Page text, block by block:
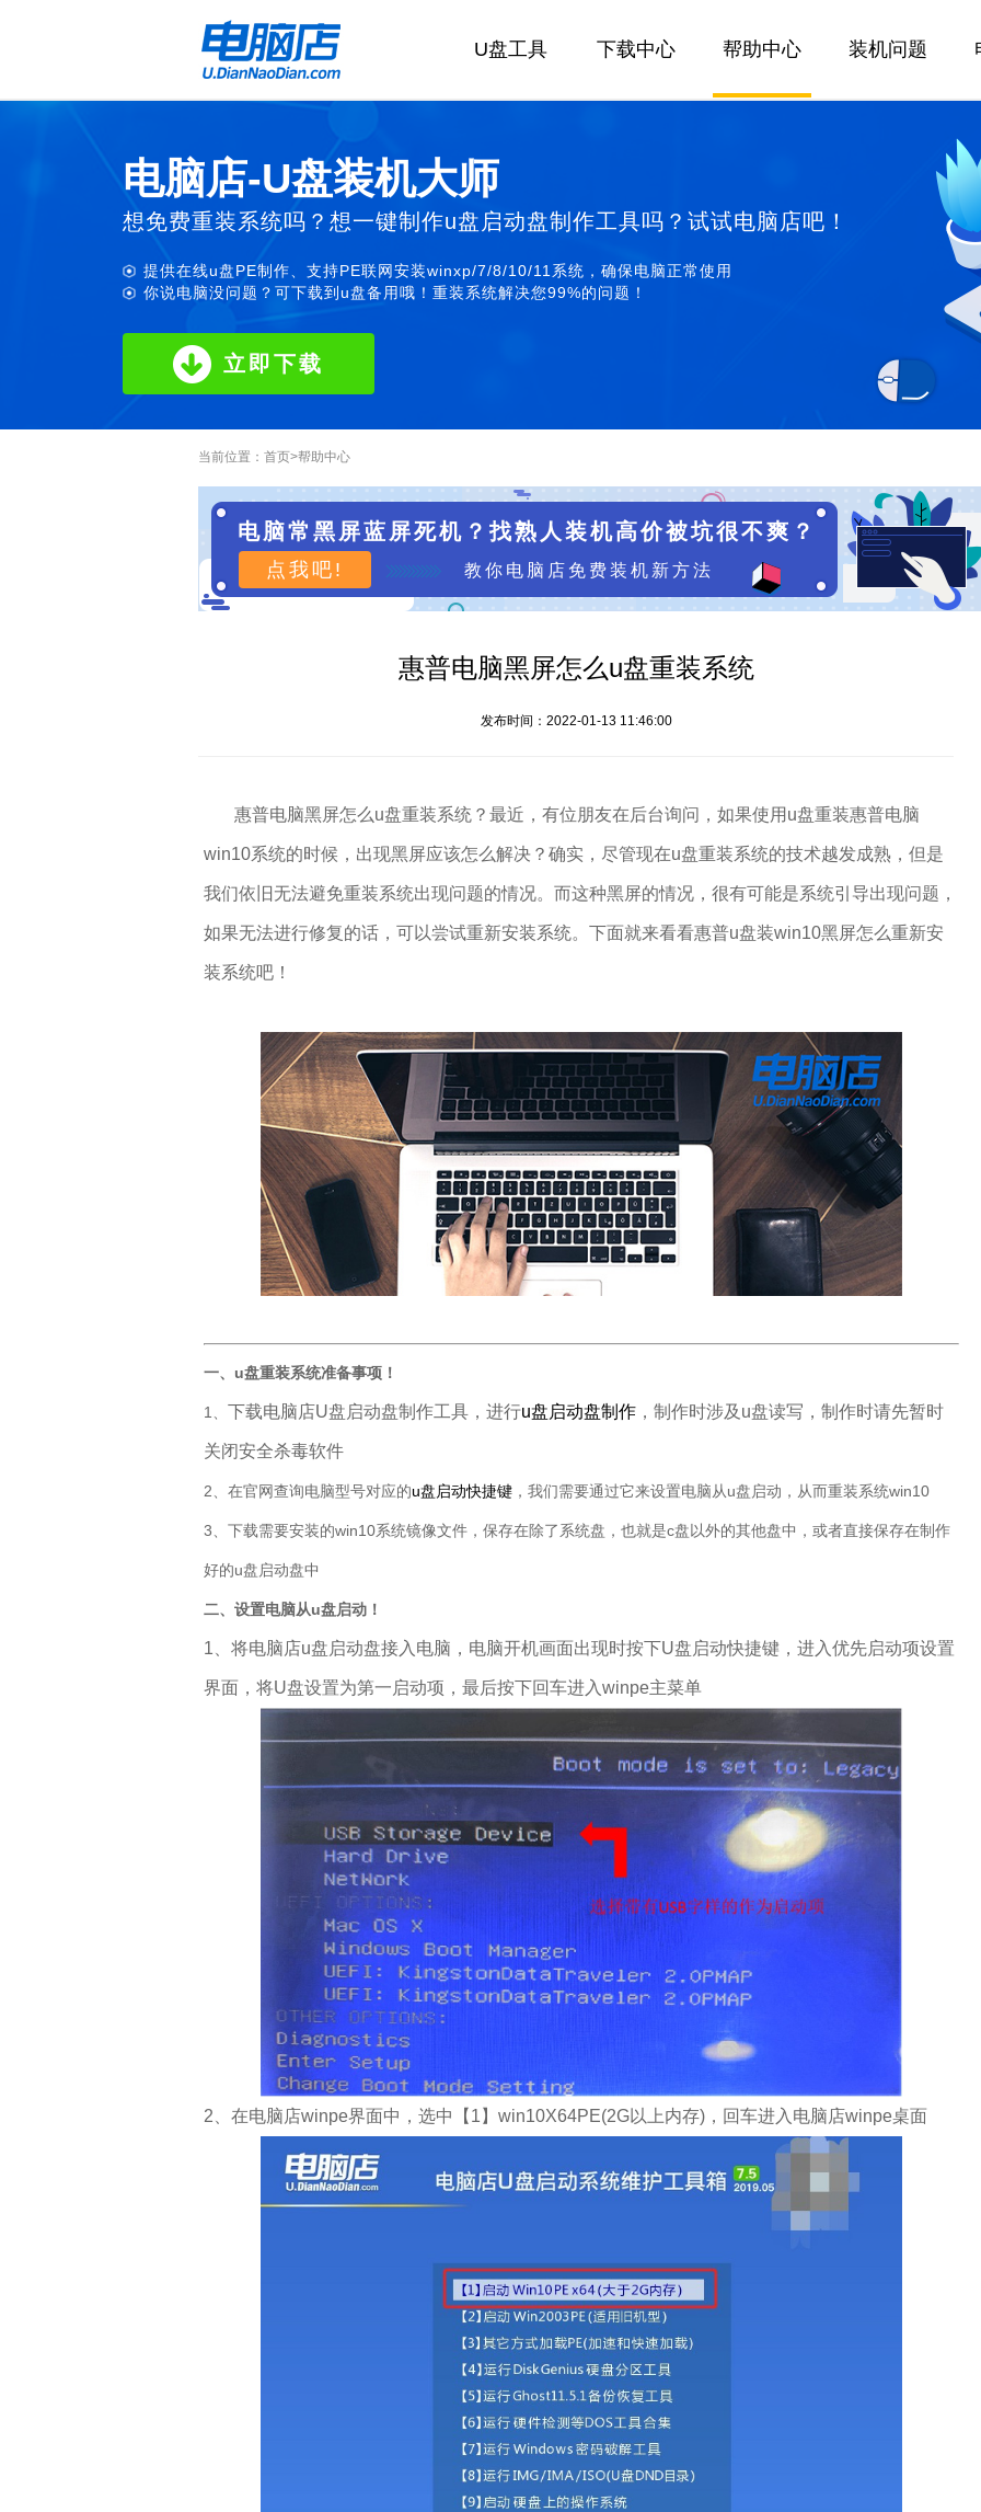
U盘工具 下载中心 帮助中心 装机问题
电脑店-U盘装机大师
想免费重装系统吗？想一键制作u盘启动盘制作工具吗？试试电脑店吧！
提供在线u盘PE制作、支持PE联网安装winxp/7/8/10/11系统，确保电脑正常使用
你说电脑没问题？可下载到u盘备用哦！重装系统解决您99%的问题！
立即下载
当前位置： 首页>帮助中心
电脑常黑屏蓝屏死机？找熟人装机高价被坑很不爽？
点我吧! 教你电脑店免费装机新方法
惠普电脑黑屏怎么u盘重装系统
发布时间：2022-01-13 11:46:00
惠普电脑黑屏怎么u盘重装系统？最近，有位朋友在后台询问，如果使用u盘重装惠普电脑
win10系统的时候，出现黑屏应该怎么解决？确实，尽管现在u盘重装系统的技术越发成熟，但是
我们依旧无法避免重装系统出现问题的情况。而这种黑屏的情况，很有可能是系统引导出现问题，
如果无法进行修复的话，可以尝试重新安装系统。下面就来看看惠普u盘装win10黑屏怎么重新安
装系统吧！
一、u盘重装系统准备事项！
1、 下载电脑店U盘启动盘制作工具，进行u盘启动盘制作 ，制作时涉及u盘读写，制作时请先暂时
关闭安全杀毒软件
2、在官网查询电脑型号对应的u盘启动快捷键 ，我们需要通过它来设置电脑从u盘启动，从而重装系统win10
3、下载需要安装的win10系统镜像文件，保存在除了系统盘，也就是c盘以外的其他盘中，或者直接保存在制作
好的u盘启动盘中
二、设置电脑从u盘启动！
1、将电脑店u盘启动盘接入电脑，电脑开机画面出现时按下U盘启动快捷键，进入优先启动项设置
界面，将U盘设置为第一启动项，最后按下回车进入winpe主菜单
2、在电脑店winpe界面中，选中【1】win10X64PE(2G以上内存)，回车进入电脑店winpe桌面